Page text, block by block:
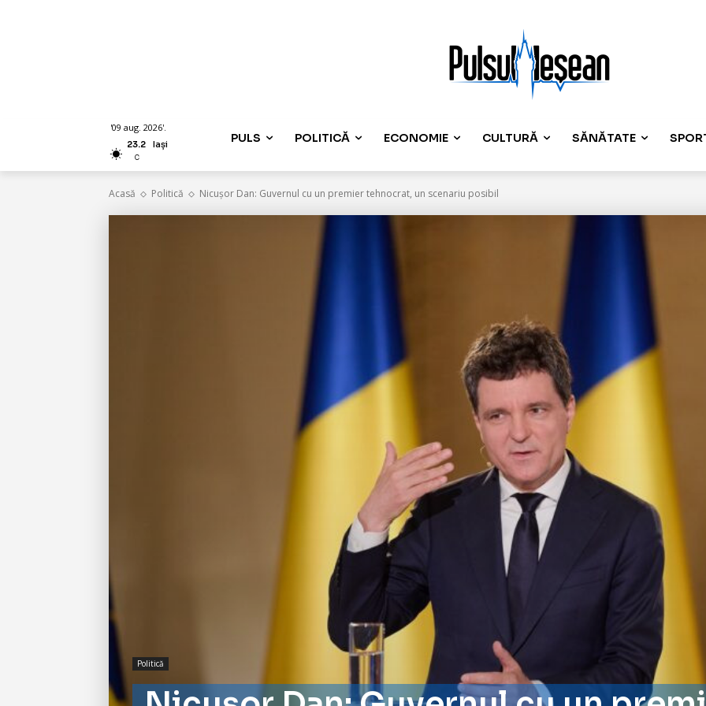
'09 aug. 2026'.
23.2
C
Iași PULS POLITICĂ ECONOMIE CULTURĂ SĂNĂTATE
Acasă Politică Nicușor Dan: Guvernul cu un premier tehnocrat, un scenariu posibil
Politică